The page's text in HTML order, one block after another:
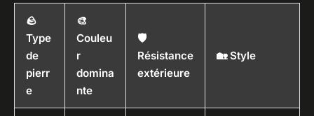
🪨
Type
de
pierr
e
🎨
Couleu
r
domina
nte
🛡️
Résistance
extérieure
🏡 Style